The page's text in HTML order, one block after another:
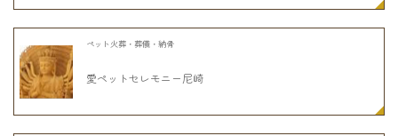
ペット火葬・葬儀・納骨
愛ペットセレモニー尼崎